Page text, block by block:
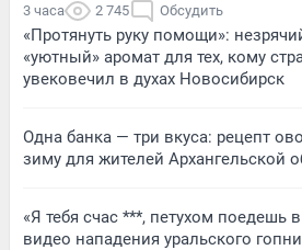
3 часа 2 745 Обсудить
«Протянуть руку помощи»:
«уютный» аромат для тех, кому
увековечил в духах Новосибирск
Одна банка — три вкуса: рецепт
зиму для жителей Архангельской
«Я тебя счас ***, петухом поедешь
видео нападения уральского